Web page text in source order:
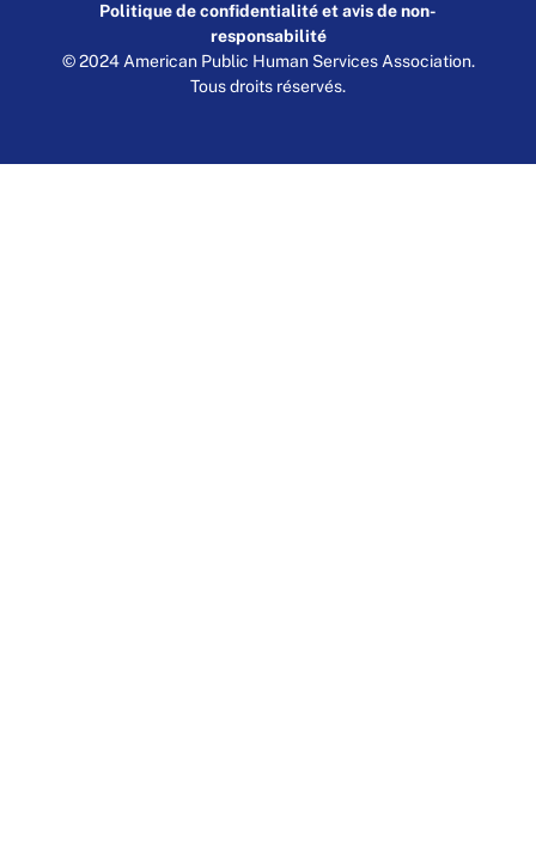
Politique de confidentialité et avis de non-
responsabilité
© 2024 American Public Human Services Association.
Tous droits réservés.